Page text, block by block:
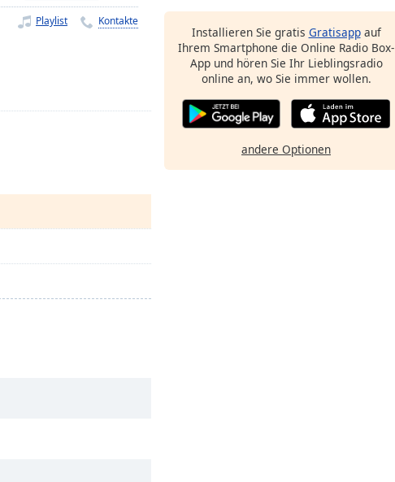
Playlist Kontakte
Installieren Sie gratis Gratisappauf
Ihrem Smartphone die Online Radio Box-
App und hören Sie Ihr Lieblingsradio
online an, wo Sie immer wollen.
andere Optionen